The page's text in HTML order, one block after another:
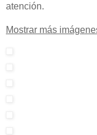
atención.
Mostrar más